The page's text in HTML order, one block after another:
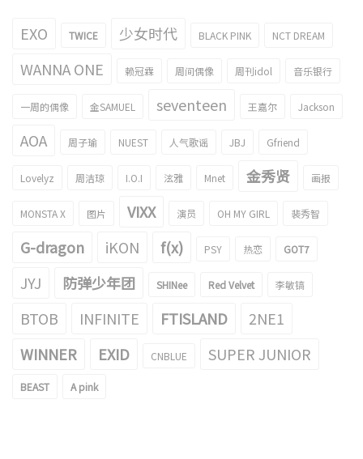
EXO TWICE 少女时代 BLACK PINK NCT DREAM
WANNA ONE 赖冠霖 周间偶像 周刊idol 音乐银行
一周的偶像 金SAMUEL seventeen 王嘉尔 Jackson
AOA 周子瑜 NUEST 人气歌谣 JBJ Gfriend
Lovelyz 周洁琼 I.O.I 泫雅 Mnet 金秀贤 画报
MONSTA X 图片 VIXX 演员 OH MY GIRL 裴秀智
G-dragon iKON f(x) PSY 热恋 GOT7
JYJ 防弹少年团 SHINee Red Velvet 李敏镐
BTOB INFINITE FTISLAND
2NE1
WINNER
EXID CNBLUE SUPER JUNIOR
BEAST A pink